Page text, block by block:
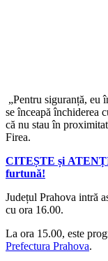
„Pentru siguranță, eu
se înceapă închiderea
că nu stau în
Firea.
CITEȘTE și
furtună!
Județul Prahova intră
cu ora 16.00.
La ora 15.00, este
Prefectura Prahova.